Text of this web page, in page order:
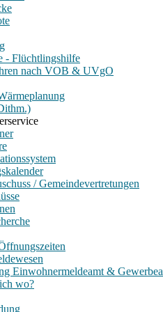
- Flüchtlingshilfe
nach VOB & UVgO
/ Gemeindevertretungen
Einwohnermeldeamt &
wo?